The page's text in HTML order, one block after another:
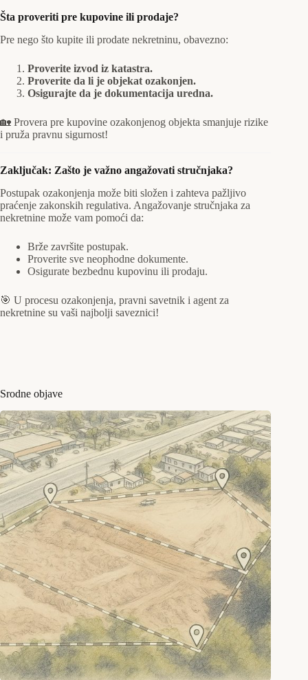
Šta proveriti pre kupovine ili prodaje?
Pre nego što kupite ili prodate nekretninu, obavezno:
Proverite izvod iz katastra.
Proverite da li je objekat ozakonjen.
Osigurajte da je dokumentacija uredna.
🏡 Provera pre kupovine ozakonjenog objekta smanjuje rizike
i pruža pravnu sigurnost!
Zaključak: Zašto je važno angažovati stručnjaka?
Postupak ozakonjenja može biti složen i zahteva pažljivo
praćenje zakonskih regulativa. Angažovanje stručnjaka za
nekretnine može vam pomoći da:
Brže završite postupak.
Proverite sve neophodne dokumente.
Osigurate bezbednu kupovinu ili prodaju.
🎯 U procesu ozakonjenja, pravni savetnik i agent za
nekretnine su vaši najbolji saveznici!
Srodne objave